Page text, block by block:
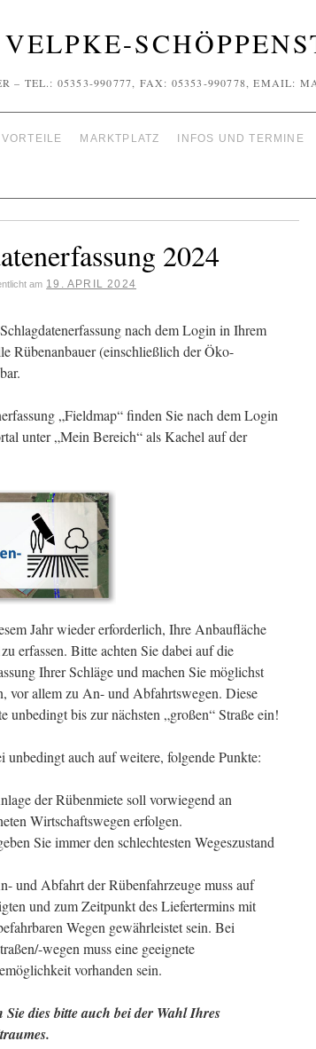
– TEL.: 05353-990777, FAX: 05353-990778, EMAIL:
VORTEILE MARKTPLATZ INFOS UND TERMINE
2024
am 19. APRIL 2024
nach dem Login in Ihrem
Rübenanbauer (einschließlich der Öko-
„Fieldmap“ finden Sie nach dem Login
unter „Mein Bereich“ als Kachel auf der
Jahr wieder erforderlich, Ihre Anbaufläche
zu erfassen. Bitte achten Sie dabei auf die
Ihrer Schläge und machen Sie möglichst
vor allem zu An- und Abfahrtswegen. Diese
unbedingt bis zur nächsten „großen“ Straße ein!
unbedingt auch auf weitere, folgende Punkte:
der Rübenmiete soll vorwiegend an
Wirtschaftswegen erfolgen.
Sie immer den schlechtesten Wegeszustand
und Abfahrt der Rübenfahrzeuge muss auf
und zum Zeitpunkt des Liefertermins mit
Wegen gewährleistet sein. Bei
wegen muss eine geeignete
vorhanden sein.
dies bitte auch bei der Wahl Ihres